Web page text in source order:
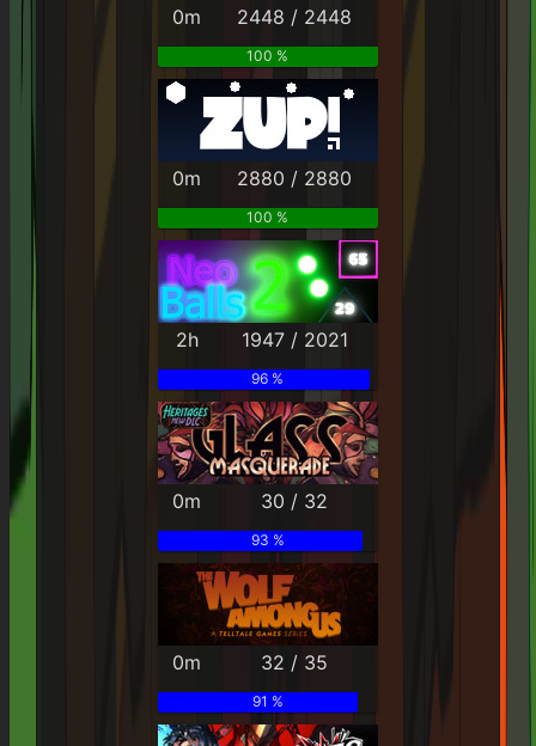
0m 2448 / 2448
100 %
0m 2880 / 2880
100 %
2h 1947 / 2021
96 %
0m 30 / 32
93 %
0m 32 / 35
91 %